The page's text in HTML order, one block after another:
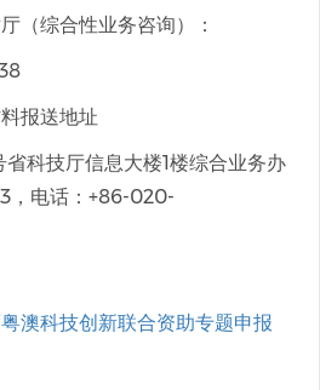
综合性业务咨询）：
报送地址
科技厅信息大楼1楼综合业务办
，电话：+86-020-
澳科技创新联合资助专题申报